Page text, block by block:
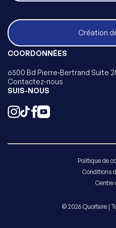
Création
COORDONNÉES
6500 Bd Pierre-Bertrand Suite
Contactez-nous
SUIS-NOUS
Politique de
Conditions
Centre
© 2026 Quoifaire |